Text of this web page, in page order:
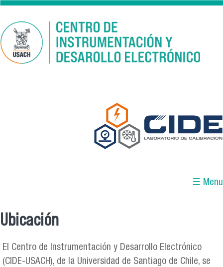
Pasar al contenido principal
☰ Menu
Ubicación
El Centro de Instrumentación y Desarrollo Electrónico
(CIDE-USACH), de la Universidad de Santiago de Chile, se